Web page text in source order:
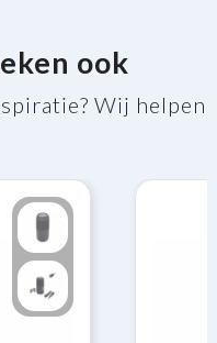
ook
Wij helpen